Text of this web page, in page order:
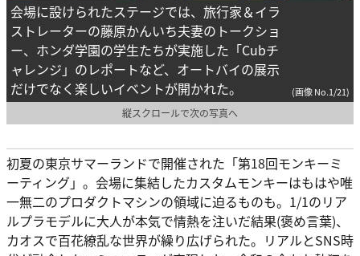
会場に設けられたステージでは、旅行家＆イラ
ストレーターの藤原かんいち夫妻のトークショ
ー、ホンダ学園の学生たちが実施した「Cubチ
ャレンジ」のレポートなど、オートバイの展示
だけでなく楽しいイベントが開かれた。
(画像 No.1/21)
縦スクロールで次の写真へ
初夏の東京サマーランドで開催された「第18回モンキーミ
ーティング」。会場に集結したカスタムモンキーはもはや唯
一無二のプロダクトマシンの領域に迫るものも。1/1のリア
ルプラモデルに大人が本気で情熱を注いだ結果(褒め言葉)、
カオスで百花繚乱な世界が繰り広げられた。リアルとSNS時